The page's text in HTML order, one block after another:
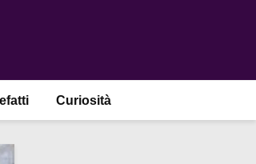
Curiosità